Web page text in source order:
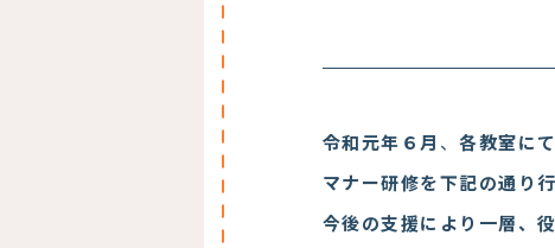
令和元年６月 、各教室にて
マナー研修を下記の通り
今後の支援に より一層、